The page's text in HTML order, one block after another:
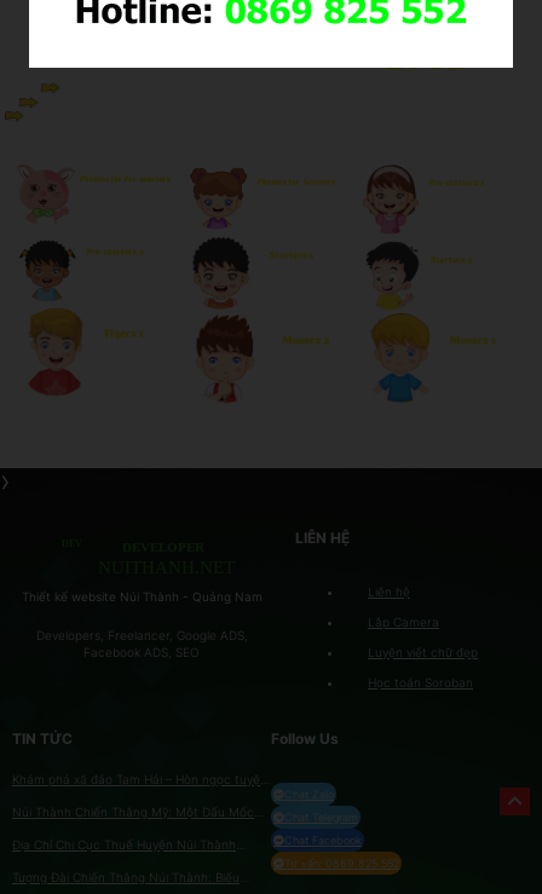
Thiết kế website Núi Thành - Quảng Nam
Developers, Freelancer, Google ADS,
Facebook ADS, SEO
LIÊN HỆ
Liên hệ
Lắp Camera
Luyện viết chữ đẹp
Học toán Soroban
TIN TỨC
Khám phá xã đảo Tam Hải – Hòn ngọc tuyệt
Núi Thành Chiến Thắng Mỹ: Một Dấu Mốc
Địa Chỉ Chi Cục Thuế Huyện Núi Thành
Tượng Đài Chiến Thắng Núi Thành: Biểu
Follow Us
Chat Zalo
Chat Telegram
Chat Facebook
Tư vấn: 0869 825 552